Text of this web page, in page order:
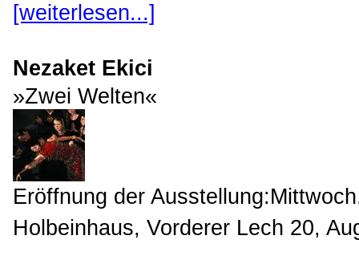
[weiterlesen...]
Nezaket Ekici
»Zwei Welten«
Eröffnung der
Holbeinhaus, Vorderer Lech 20,